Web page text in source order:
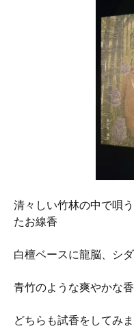
清々しい竹林の中で唄
たお線香
白檀ベースに龍脳、シ
青竹のような爽やかな
どちらも試香をしてみ